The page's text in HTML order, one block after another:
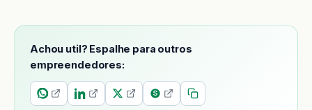
Achou util? Espalhe para outros
empreendedores: